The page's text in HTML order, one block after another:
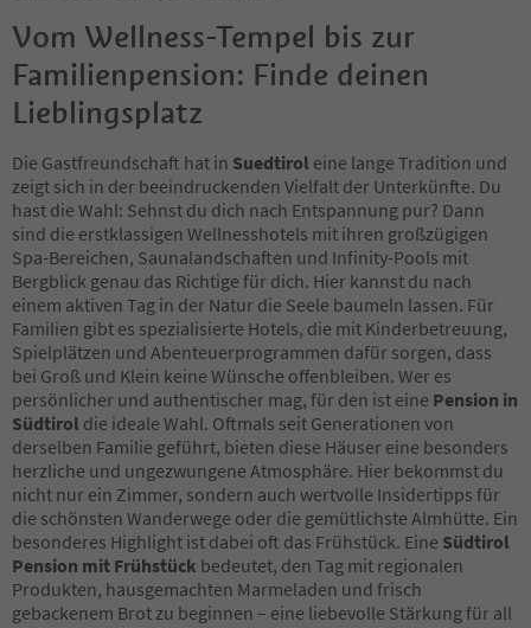
30
31
32
33
34
35
36
37
38
39
40
41
42
43
44
45
46
47
48
49
50
51
52
53
54
55
Vom Wellness-Tempel bis zur
Familienpension: Finde deinen
Lieblingsplatz
Die Gastfreundschaft hat in Suedtirol eine lange Tradition und
zeigt sich in der beeindruckenden Vielfalt der Unterkünfte. Du
hast die Wahl: Sehnst du dich nach Entspannung pur? Dann
sind die erstklassigen Wellnesshotels mit ihren großzügigen
Spa-Bereichen, Saunalandschaften und Infinity-Pools mit
Bergblick genau das Richtige für dich. Hier kannst du nach
einem aktiven Tag in der Natur die Seele baumeln lassen. Für
Familien gibt es spezialisierte Hotels, die mit Kinderbetreuung,
Spielplätzen und Abenteuerprogrammen dafür sorgen, dass
bei Groß und Klein keine Wünsche offenbleiben. Wer es
persönlicher und authentischer mag, für den ist eine Pension in
Südtirol die ideale Wahl. Oftmals seit Generationen von
derselben Familie geführt, bieten diese Häuser eine besonders
herzliche und ungezwungene Atmosphäre. Hier bekommst du
nicht nur ein Zimmer, sondern auch wertvolle Insidertipps für
die schönsten Wanderwege oder die gemütlichste Almhütte. Ein
besonderes Highlight ist dabei oft das Frühstück. Eine Südtirol
Pension mit Frühstück bedeutet, den Tag mit regionalen
Produkten, hausgemachten Marmeladen und frisch
gebackenem Brot zu beginnen – eine liebevolle Stärkung für all